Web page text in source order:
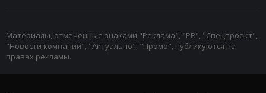
Материалы, отмеченные знаками "Реклама", "PR", "Спецпроект",
"Новости компаний", "Актуально", "Промо", публикуются на
правах рекламы.